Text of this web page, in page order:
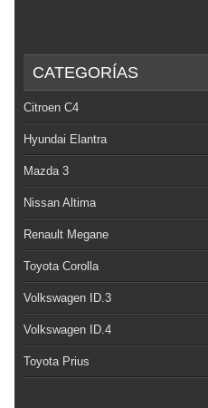
CATEGORÍAS
Citroen C4
Hyundai Elantra
Mazda 3
Nissan Altima
Renault Megane
Toyota Corolla
Volkswagen ID.3
Volkswagen ID.4
Toyota Prius